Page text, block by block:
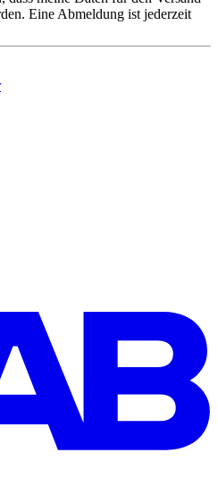
Eine Abmeldung ist jederzeit